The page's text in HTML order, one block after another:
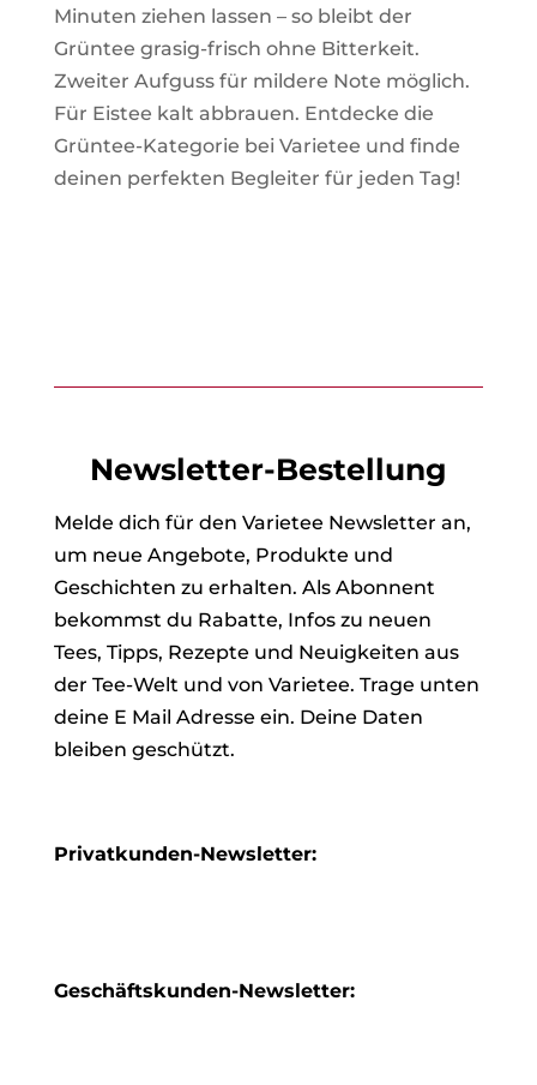
Minuten ziehen lassen – so bleibt der
Grüntee grasig-frisch ohne Bitterkeit.
Zweiter Aufguss für mildere Note möglich.
Für Eistee kalt abbrauen. Entdecke die
Grüntee-Kategorie bei Varietee und finde
deinen perfekten Begleiter für jeden Tag!
Newsletter-Bestellung
Melde dich für den Varietee Newsletter an,
um neue Angebote, Produkte und
Geschichten zu erhalten. Als Abonnent
bekommst du Rabatte, Infos zu neuen
Tees, Tipps, Rezepte und Neuigkeiten aus
der Tee-Welt und von Varietee. Trage unten
deine E Mail Adresse ein. Deine Daten
bleiben geschützt.
Privatkunden-Newsletter:
Geschäftskunden-Newsletter: